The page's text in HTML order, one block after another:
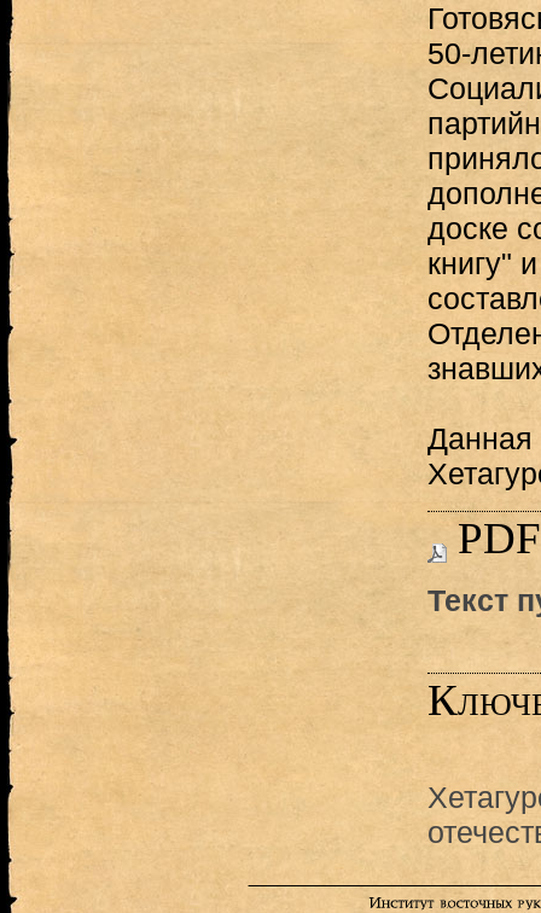
50-
доске
книгу"
Данная
Текст